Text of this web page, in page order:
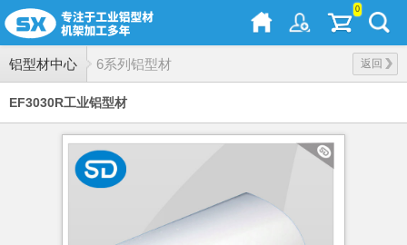
0
铝型材中心 返回
6系列铝型材
EF3030R工业铝型材